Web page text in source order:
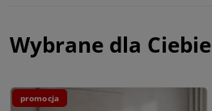
Wybrane dla Ciebie
promocja